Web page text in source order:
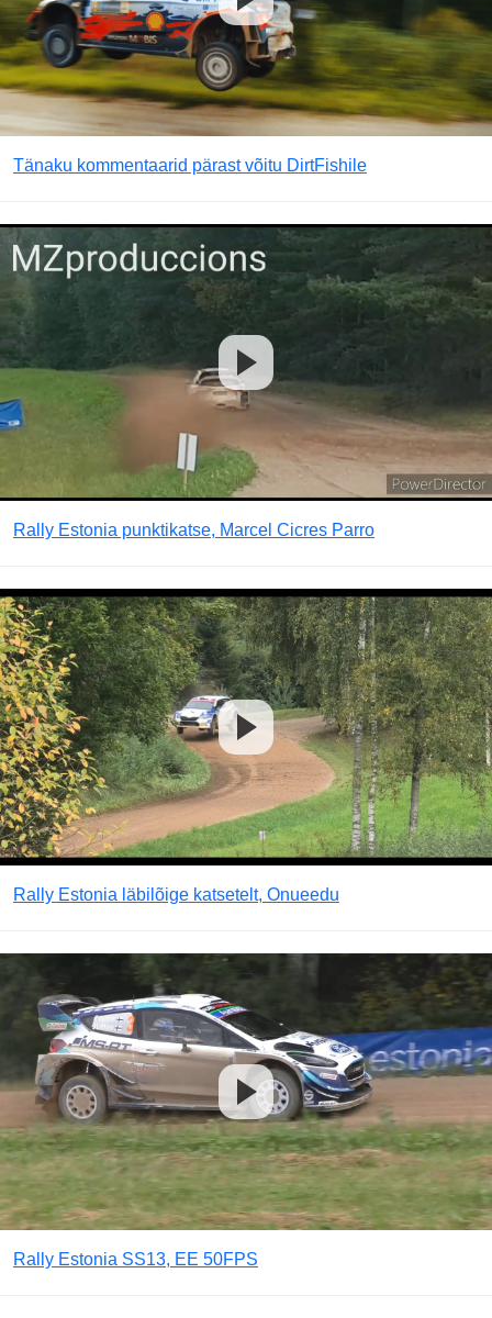
Tänaku kommentaarid pärast võitu DirtFishile
Rally Estonia punktikatse, Marcel Cicres Parro
Rally Estonia läbilõige katsetelt, Onueedu
Rally Estonia SS13, EE 50FPS